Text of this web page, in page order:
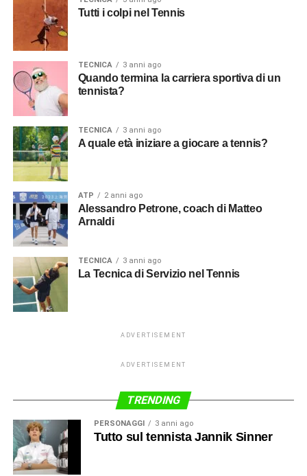
possa raggiungere questo traguardo nel prossimo futuro.
Inoltre, punta a consolidare la sua posizione tra i primi
dieci giocatori del mondo e a competere costantemente
per i titoli nei tornei più prestigiosi del circuito ATP.
Hubert Hurkacz rappresenta il futuro luminoso del tennis
polacco e mondiale. Con il suo gioco potente, la sua
abilità tattica e la sua mentalità da vero combattente, è
destinato a diventare uno dei protagonisti del circuito
nei prossimi anni. Gli appassionati di tennis possono
aspettarsi di vedere grandi cose da lui nel corso della sua
carriera, e non vedono l’ora di seguirlo nel suo percorso
verso il successo.
ADVERTISEMENT
Tutti i colpi nel Tennis
TECNICA 3 anni ago
Quando termina la carriera sportiva di un
tennista?
TECNICA 3 anni ago
A quale età iniziare a giocare a tennis?
ATP 2 anni ago
Alessandro Petrone, coach di Matteo
Arnaldi
TECNICA 3 anni ago
La Tecnica di Servizio nel Tennis
ADVERTISEMENT
ADVERTISEMENT
TRENDING
PERSONAGGI 3 anni ago
Tutto sul tennista Jannik Sinner